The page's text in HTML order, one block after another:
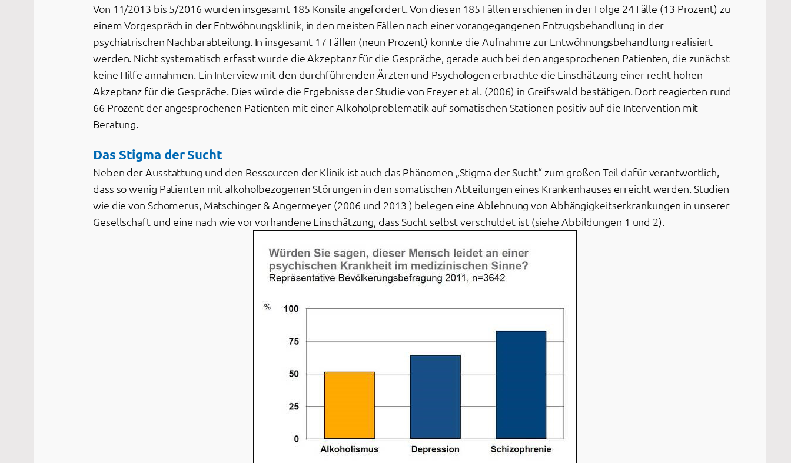
Von 11/2013 bis 5/2016 wurden insgesamt 185 Konsile angefordert. Von diesen 185 Fällen erschienen in der Folge 24 Fälle (13 Prozent) zu
einem Vorgespräch in der Entwöhnungsklinik, in den meisten Fällen nach einer vorangegangenen Entzugsbehandlung in der
psychiatrischen Nachbarabteilung. In insgesamt 17 Fällen (neun Prozent) konnte die Aufnahme zur Entwöhnungsbehandlung realisiert
werden. Nicht systematisch erfasst wurde die Akzeptanz für die Gespräche, gerade auch bei den angesprochenen Patienten, die zunächst
keine Hilfe annahmen. Ein Interview mit den durchführenden Ärzten und Psychologen erbrachte die Einschätzung einer recht hohen
Akzeptanz für die Gespräche. Dies würde die Ergebnisse der Studie von Freyer et al. (2006) in Greifswald bestätigen. Dort reagierten rund
66 Prozent der angesprochenen Patienten mit einer Alkoholproblematik auf somatischen Stationen positiv auf die Intervention mit
Beratung.
Das Stigma der Sucht
Neben der Ausstattung und den Ressourcen der Klinik ist auch das Phänomen „Stigma der Sucht“ zum großen Teil dafür verantwortlich,
dass so wenig Patienten mit alkoholbezogenen Störungen in den somatischen Abteilungen eines Krankenhauses erreicht werden. Studien
wie die von Schomerus, Matschinger & Angermeyer (2006 und 2013 ) belegen eine Ablehnung von Abhängigkeitserkrankungen in unserer
Gesellschaft und eine nach wie vor vorhandene Einschätzung, dass Sucht selbst verschuldet ist (siehe Abbildungen 1 und 2).